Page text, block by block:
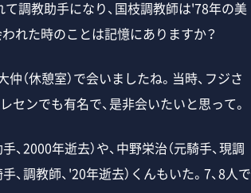
調教助手になり、国枝調教師は'78年の美
れた時のことは記憶にありますか？
休憩室）で会いましたね。当時、フジさ
センでも有名で、是非会いたいと思って。
2000年逝去）や、中野栄治（元騎手、現調
、調教師、'20年逝去）くんもいた。7、8人で